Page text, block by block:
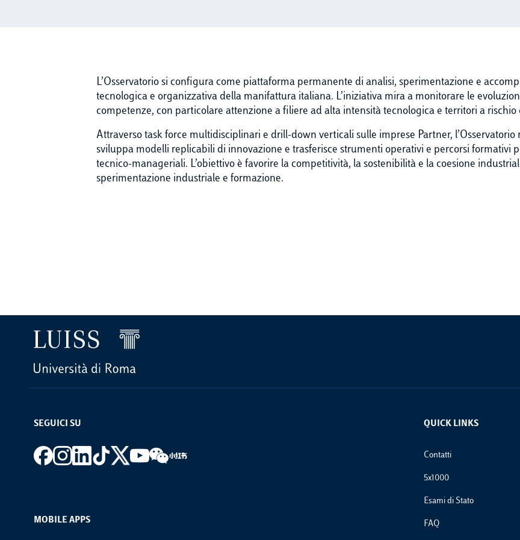
L’Osservatorio si configura come piattaforma permanente di analisi, sperimentazione e
tecnologica e organizzativa della manifattura italiana. L’iniziativa mira a monitorare le
competenze, con particolare attenzione a filiere ad alta intensità tecnologica e territori a
Attraverso task force multidisciplinari e drill-down verticali sulle imprese Partner,
sviluppa modelli replicabili di innovazione e trasferisce strumenti operativi e percorsi formativi
tecnico-manageriali. L’obiettivo è favorire la competitività, la sostenibilità e la coesione
sperimentazione industriale e formazione.
SEGUICI SU
Footer social
MOBILE APPS
QUICK LINKS
Footer Links
Contatti
5x1000
Esami di Stato
FAQ